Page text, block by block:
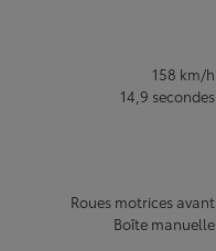
158 km/h
14,9 secondes
Roues motrices avant
Boîte manuelle